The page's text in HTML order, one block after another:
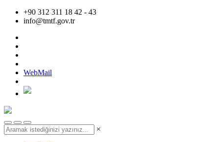
+90 312 311 18 42 - 43
info@tmtf.gov.tr
WebMail
×